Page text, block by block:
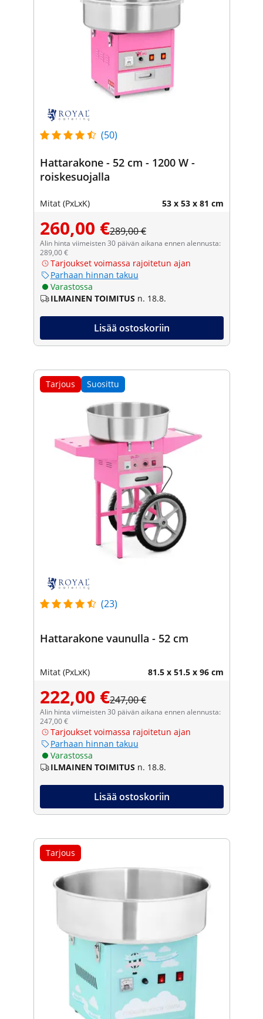
(50)
Hattarakone - 52 cm - 1200 W -
roiskesuojalla
Mitat (PxLxK) 53 x 53 x 81 cm
260,00 €289,00 €
Alin hinta viimeisten 30 päivän aikana ennen alennusta:
289,00 €
Tarjoukset voimassa rajoitetun ajan
Parhaan hinnan takuu
Varastossa
ILMAINEN TOIMITUS n. 18.8.
Lisää ostoskoriin
Tarjous Suosittu
(23)
Hattarakone vaunulla - 52 cm
Mitat (PxLxK) 81.5 x 51.5 x 96 cm
222,00 €247,00 €
Alin hinta viimeisten 30 päivän aikana ennen alennusta:
247,00 €
Tarjoukset voimassa rajoitetun ajan
Parhaan hinnan takuu
Varastossa
ILMAINEN TOIMITUS n. 18.8.
Lisää ostoskoriin
Tarjous